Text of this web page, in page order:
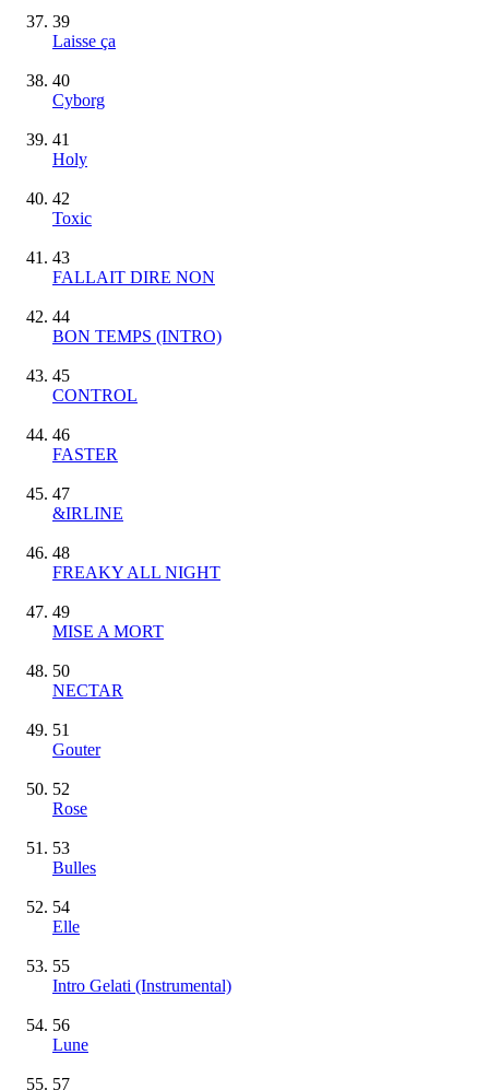
39
Laisse ça
40
Cyborg
41
Holy
42
Toxic
43
FALLAIT DIRE NON
44
BON TEMPS (INTRO)
45
CONTROL
46
FASTER
47
&IRLINE
48
FREAKY ALL NIGHT
49
MISE A MORT
50
NECTAR
51
Gouter
52
Rose
53
Bulles
54
Elle
55
Intro Gelati (Instrumental)
56
Lune
57